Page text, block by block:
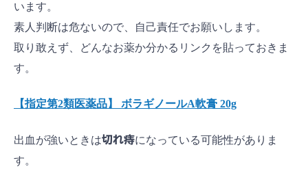
います。
素人判断は危ないので、自己責任でお願いします。
取り敢えず、どんなお薬か分かるリンクを貼っておきま
す。
【指定第2類医薬品】 ボラギノールA軟膏 20g
出血が強いときは切れ痔になっている可能性がありま
す。